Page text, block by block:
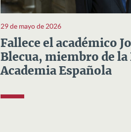
29 de mayo de 2026
Fallece el académico
Blecua, miembro de la
Academia Española